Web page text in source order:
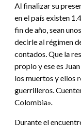
Al finalizar su
en el país existen
fin de año, sean
decirle al régimen
contados. Que la
propio y ese es
los muertos y ellos
guerrilleros.
Colombia».
Durante el